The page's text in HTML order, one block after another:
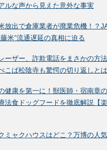
ルな声から見えた意外な事実
放出で倉庫業者が廃業危機！？
藤米”流通遅延の真相に迫る
ーザー、詐欺電話をまさかの方
こぱ松陰寺も驚愕の切り返しと
健康を第一に！獣医師・宿南章
法食ドッグフードを徹底解説【
ミャクハウスはどこ？万博の人